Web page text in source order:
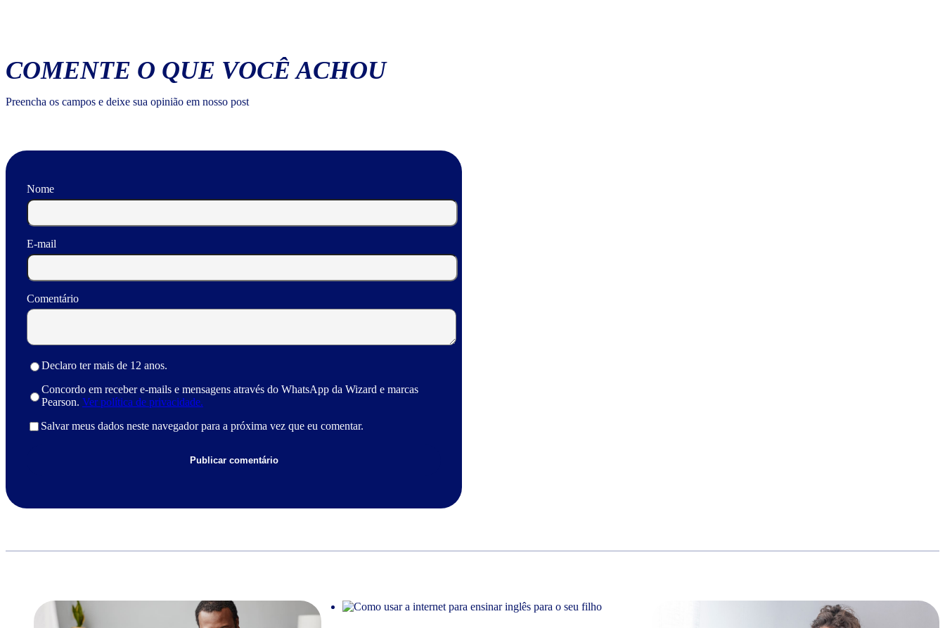
COMENTE O QUE VOCÊ ACHOU
Preencha os campos e deixe sua opinião em nosso post
Nome
E-mail
Comentário
Declaro ter mais de 12 anos.
Concordo em receber e-mails e mensagens através do WhatsApp da Wizard e marcas
Pearson. Ver política de privacidade.
Salvar meus dados neste navegador para a próxima vez que eu comentar.